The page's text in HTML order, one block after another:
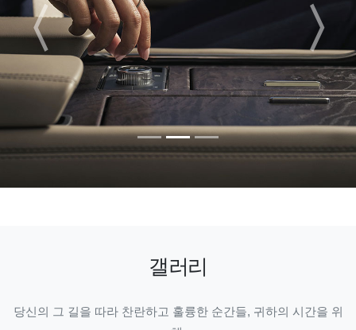
〈
Previous 〉
갤러리
당신의 그 길을 따라 찬란하고 훌륭한 순간들, 귀하의 시간을 위